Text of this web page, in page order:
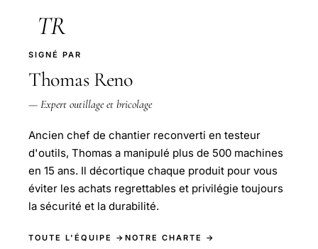
TR
SIGNÉ PAR
Thomas Reno
— Expert outillage et bricolage
Ancien chef de chantier reconverti en testeur
d'outils, Thomas a manipulé plus de 500 machines
en 15 ans. Il décortique chaque produit pour vous
éviter les achats regrettables et privilégie toujours
la sécurité et la durabilité.
TOUTE L'ÉQUIPE → NOTRE CHARTE →